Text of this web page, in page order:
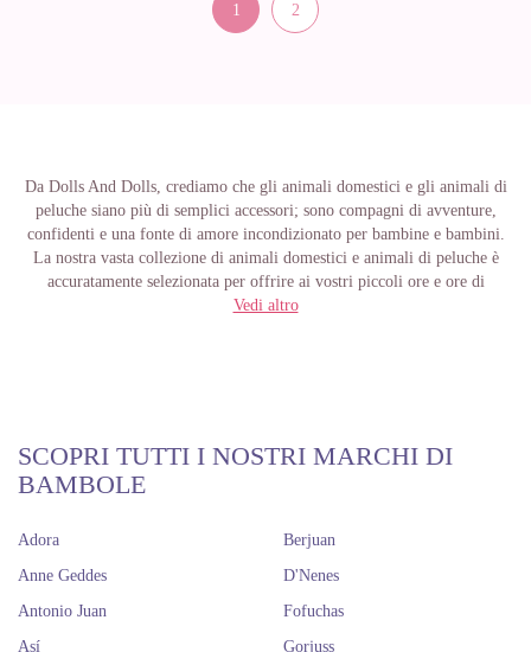
1 2
Da Dolls And Dolls, crediamo che gli animali domestici e gli animali di
peluchesiano più di semplici accessori; sono compagni di avventure,
confidenti e una fonte di amore incondizionato per bambine e bambini.
La nostra vasta collezione di animali domestici e animali di pelucheè
accuratamente selezionata per offrire ai vostri piccoli ore e ore di
divertimento, apprendimento e sviluppo emotivo.
teneri ai maialini allegri e scimmie dispettose, i vostri piccoli potranno
creare infinite storie e avventure con i loro nuovi amici. Ogni animaletto
è realizzato con materiali morbidi e di alta qualità, offrendo un'esperienza
adorabili cuccioli di peluche. I vostri piccoli potranno prendersi cura del
loro nuovo compagno a quattro zampe e coccolarlo.
Vedi altro
SCOPRI TUTTI I NOSTRI MARCHI DI
BAMBOLE
Adora
Anne Geddes
Antonio Juan
Así
Berjuan
D'Nenes
Fofuchas
Gorjuss